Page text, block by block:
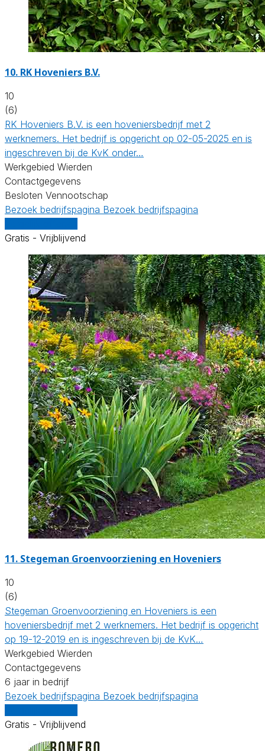
10. RK Hoveniers B.V.
10
(6)
RK Hoveniers B.V. is een hoveniersbedrijf met 2
werknemers. Het bedrijf is opgericht op 02-05-2025 en is
ingeschreven bij de KvK onder…
Werkgebied Wierden
Contactgegevens
Besloten Vennootschap
Bezoek bedrijfspagina Bezoek bedrijfspagina
Gratis - Vrijblijvend
11. Stegeman Groenvoorziening en Hoveniers
10
(6)
Stegeman Groenvoorziening en Hoveniers is een
hoveniersbedrijf met 2 werknemers. Het bedrijf is opgericht
op 19-12-2019 en is ingeschreven bij de KvK…
Werkgebied Wierden
Contactgegevens
6 jaar in bedrijf
Bezoek bedrijfspagina Bezoek bedrijfspagina
Gratis - Vrijblijvend